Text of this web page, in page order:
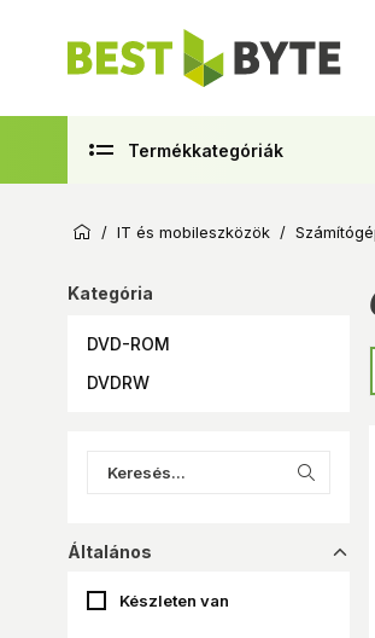
Termékkategóriák
/ IT és mobileszközök /
Kategória
DVD-ROM
DVDRW
Általános dropup_16
Készleten van